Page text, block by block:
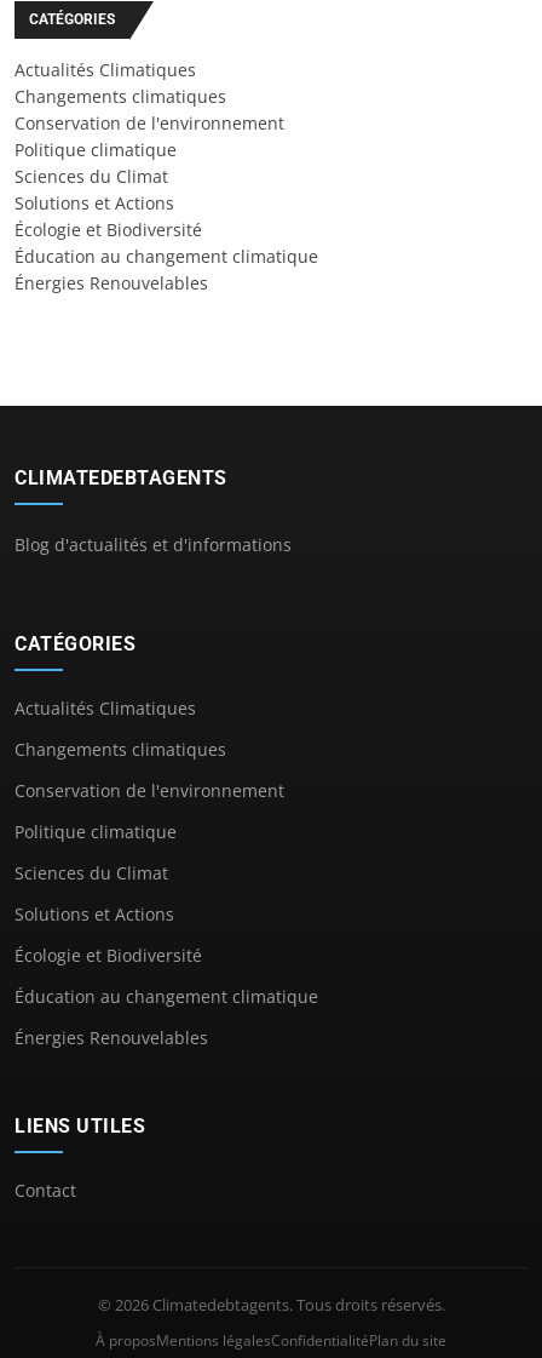
CATÉGORIES
Actualités Climatiques
Changements climatiques
Conservation de l'environnement
Politique climatique
Sciences du Climat
Solutions et Actions
Écologie et Biodiversité
Éducation au changement climatique
Énergies Renouvelables
CLIMATEDEBTAGENTS
Blog d'actualités et d'informations
CATÉGORIES
Actualités Climatiques
Changements climatiques
Conservation de l'environnement
Politique climatique
Sciences du Climat
Solutions et Actions
Écologie et Biodiversité
Éducation au changement climatique
Énergies Renouvelables
LIENS UTILES
Contact
© 2026 Climatedebtagents. Tous droits réservés.
À proposMentions légalesConfidentialitéPlan du site